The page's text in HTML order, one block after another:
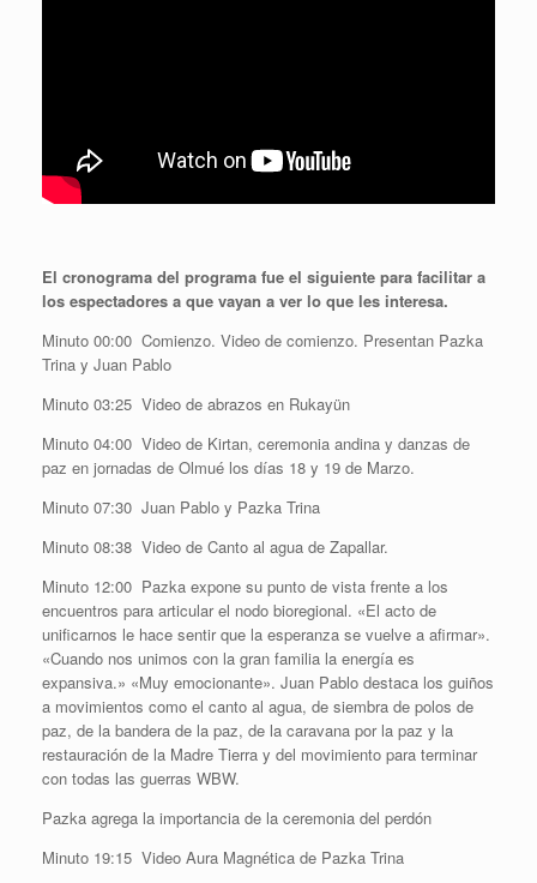
El cronograma del programa fue el siguiente para facilitar a
los espectadores a que vayan a ver lo que les interesa.
Minuto 00:00 Comienzo. Video de comienzo. Presentan Pazka
Trina y Juan Pablo
Minuto 03:25 Video de abrazos en Rukayün
Minuto 04:00 Video de Kirtan, ceremonia andina y danzas de
paz en jornadas de Olmué los días 18 y 19 de Marzo.
Minuto 07:30 Juan Pablo y Pazka Trina
Minuto 08:38 Video de Canto al agua de Zapallar.
Minuto 12:00 Pazka expone su punto de vista frente a los
encuentros para articular el nodo bioregional. «El acto de
unificarnos le hace sentir que la esperanza se vuelve a afirmar».
«Cuando nos unimos con la gran familia la energía es
expansiva.» «Muy emocionante». Juan Pablo destaca los guiños
a movimientos como el canto al agua, de siembra de polos de
paz, de la bandera de la paz, de la caravana por la paz y la
restauración de la Madre Tierra y del movimiento para terminar
con todas las guerras WBW.
Pazka agrega la importancia de la ceremonia del perdón
Minuto 19:15 Video Aura Magnética de Pazka Trina